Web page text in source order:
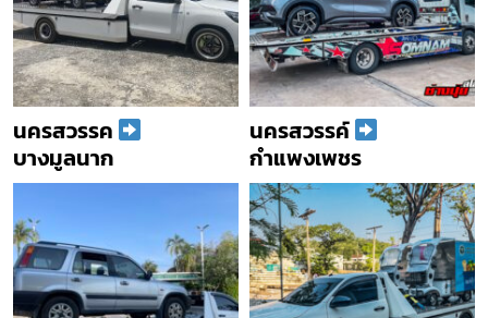
นครสวรรค
บางมูลนาก
นครสวรรค์
กำแพงเพชร